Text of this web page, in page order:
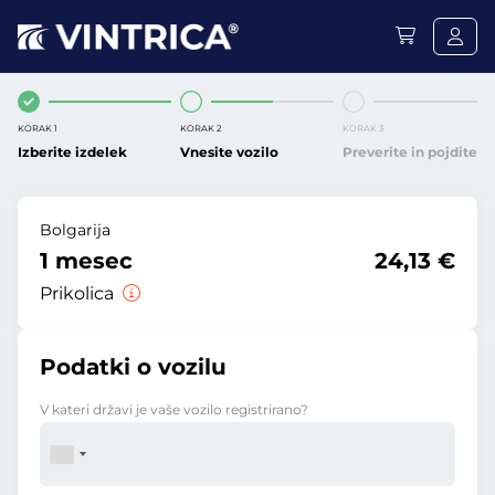
KORAK 1
Izberite izdelek
KORAK 2
Vnesite vozilo
KORAK 3
Preverite in pojdite
Bolgarija
1 mesec
Prikolica
24,13 €
Podatki o vozilu
V kateri državi je vaše vozilo registrirano?